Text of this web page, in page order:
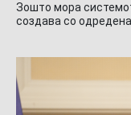
Зошто мора
создава со одредена